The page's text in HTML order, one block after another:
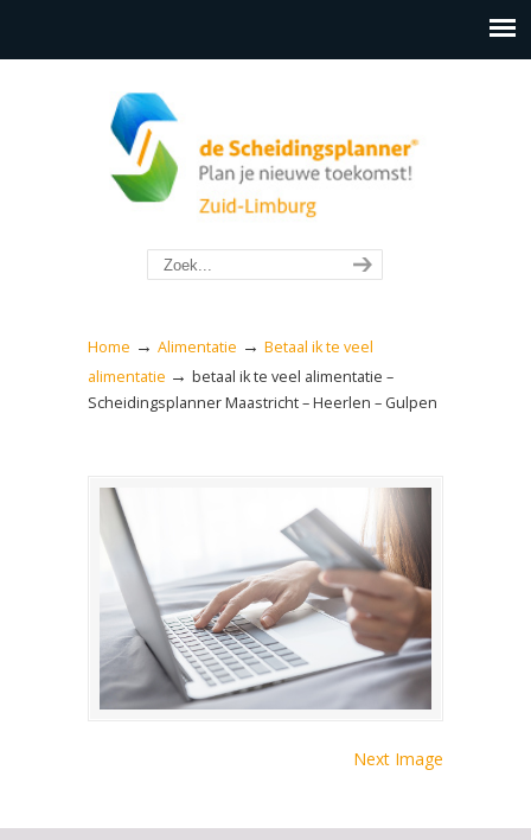
Home → Alimentatie → Betaal ik te veel
alimentatie → betaal ik te veel alimentatie –
Scheidingsplanner Maastricht – Heerlen – Gulpen
Next Image